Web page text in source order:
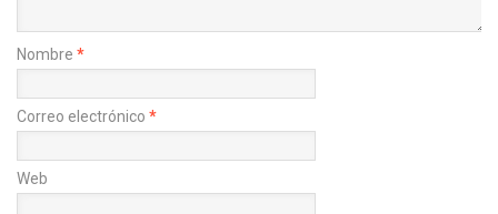
Nombre *
Correo electrónico *
Web